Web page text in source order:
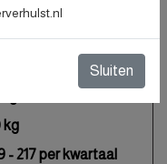
kg
- 217 per kwartaal
Sluiten